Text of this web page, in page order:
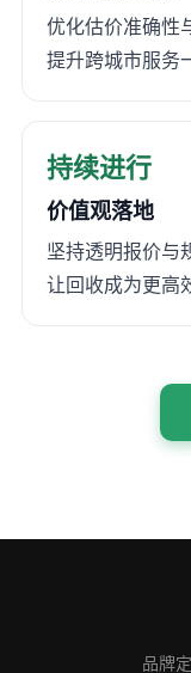
优化估价准确性
提升跨城市服务
持续进行
价值观落地
坚持透明报价与
让回收成为更高
品牌